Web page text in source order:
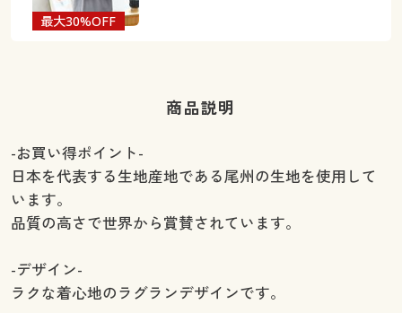
最大30%OFF
商品説明
-お買い得ポイント-
日本を代表する生地産地である尾州の生地を使用して
います。
品質の高さで世界から賞賛されています。
-デザイン-
ラクな着心地のラグランデザインです。